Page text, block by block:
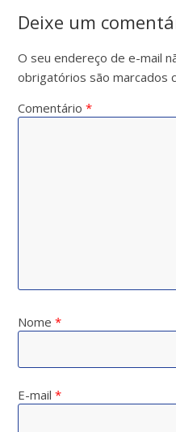
Deixe um
O seu endereço de e-mail
obrigatórios são marcados
Comentário*
Nome*
E-mail*